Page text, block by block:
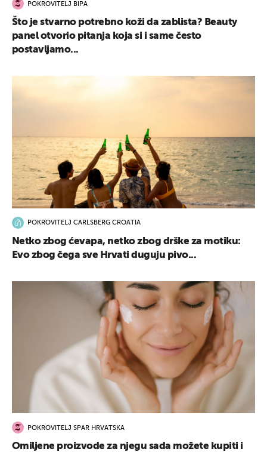
POKROVITELJ BIPA
Što je stvarno potrebno koži da zablista? Beauty
panel otvorio pitanja koja si i same često
postavljamo...
POKROVITELJ CARLSBERG CROATIA
Netko zbog ćevapa, netko zbog drške za motiku:
Evo zbog čega sve Hrvati duguju pivo...
POKROVITELJ SPAR HRVATSKA
Omiljene proizvode za njegu sada možete kupiti i